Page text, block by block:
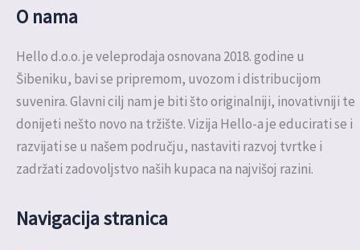
O nama
Hello d.o.o. je veleprodaja osnovana 2018. godine u
Šibeniku, bavi se pripremom, uvozom i distribucijom
suvenira. Glavni cilj nam je biti što originalniji, inovativniji te
donijeti nešto novo na tržište. Vizija Hello-a je educirati se i
razvijati se u našem području, nastaviti razvoj tvrtke i
zadržati zadovoljstvo naših kupaca na najvišoj razini.
Navigacija stranica